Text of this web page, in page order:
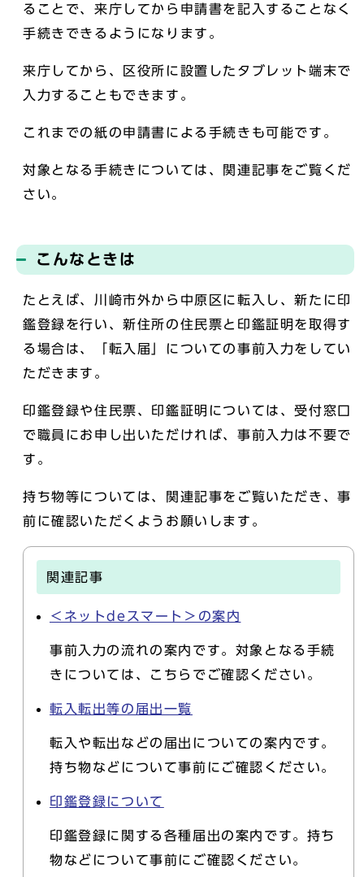
ることで、来庁してから申請書を記入することなく
手続きできるようになります。
来庁してから、区役所に設置したタブレット端末で
入力することもできます。
これまでの紙の申請書による手続きも可能です。
対象となる手続きについては、関連記事をご覧くだ
さい。
こんなときは
たとえば、川崎市外から中原区に転入し、新たに印
鑑登録を行い、新住所の住民票と印鑑証明を取得す
る場合は、「転入届」についての事前入力をしてい
ただきます。
印鑑登録や住民票、印鑑証明については、受付窓口
で職員にお申し出いただければ、事前入力は不要で
す。
持ち物等については、関連記事をご覧いただき、事
前に確認いただくようお願いします。
関連記事
＜ネットdeスマート＞の案内
事前入力の流れの案内です。対象となる手続
きについては、こちらでご確認ください。
転入転出等の届出一覧
転入や転出などの届出についての案内です。
持ち物などについて事前にご確認ください。
印鑑登録について
印鑑登録に関する各種届出の案内です。持ち
物などについて事前にご確認ください。